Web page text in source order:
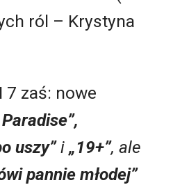
ról – Krystyna
7 zaś: nowe
uszy”i „19+”, ale
pannie młodej”